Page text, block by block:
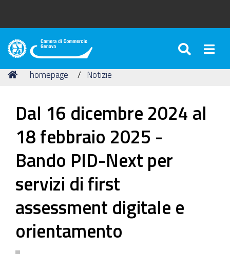
Camera
Commercio
Tu
Home
homepage Notizie
Dal 16 dicembre 2024 al
18 febbraio 2025 -
Bando PID-Next per
servizi di first
assessment digitale e
orientamento